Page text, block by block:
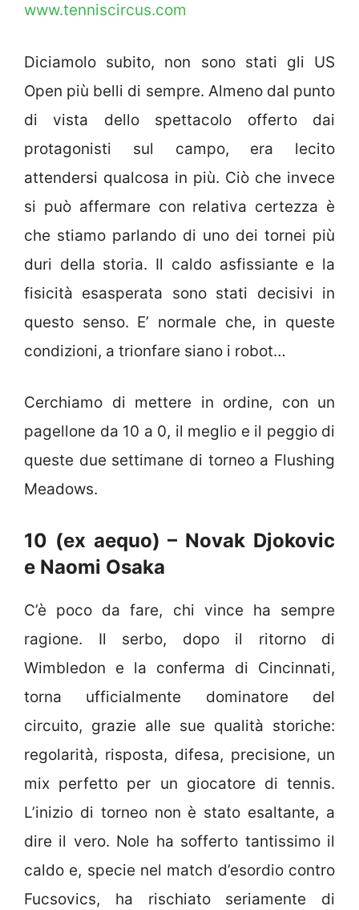
www.tenniscircus.com
Diciamolo subito, non sono stati gli US
Open più belli di sempre. Almeno dal punto
di vista dello spettacolo offerto dai
protagonisti sul campo, era lecito
attendersi qualcosa in più. Ciò che invece
si può affermare con relativa certezza è
che stiamo parlando di uno dei tornei più
duri della storia. Il caldo asfissiante e la
fisicità esasperata sono stati decisivi in
questo senso. E’ normale che, in queste
condizioni, a trionfare siano i robot…
Cerchiamo di mettere in ordine, con un
pagellone da 10 a 0, il meglio e il peggio di
queste due settimane di torneo a Flushing
Meadows.
10 (ex aequo) – Novak Djokovic
e Naomi Osaka
C’è poco da fare, chi vince ha sempre
ragione. Il serbo, dopo il ritorno di
Wimbledon e la conferma di Cincinnati,
torna ufficialmente dominatore del
circuito, grazie alle sue qualità storiche:
regolarità, risposta, difesa, precisione, un
mix perfetto per un giocatore di tennis.
L’inizio di torneo non è stato esaltante, a
dire il vero. Nole ha sofferto tantissimo il
caldo e, specie nel match d’esordio contro
Fucsovics, ha rischiato seriamente di